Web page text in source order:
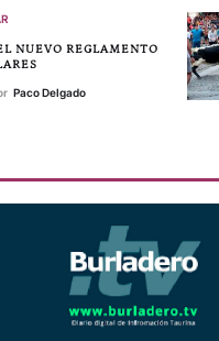
NUEVO REGLAMENTO
Paco Delgado